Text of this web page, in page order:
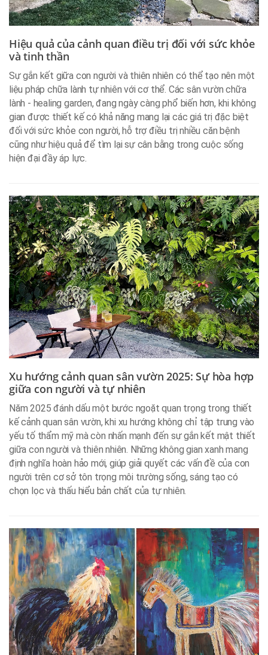
Hiệu quả của cảnh quan điều trị đối với sức khỏe
và tinh thần
Sự gắn kết giữa con người và thiên nhiên có thể tạo nên một
liệu pháp chữa lành tự nhiên với cơ thể. Các sân vườn chữa
lành - healing garden, đang ngày càng phổ biến hơn, khi không
gian được thiết kế có khả năng mang lại các giá trị đặc biệt
đối với sức khỏe con người, hỗ trợ điều trị nhiều căn bệnh
cũng như hiệu quả để tìm lại sự cân bằng trong cuộc sống
hiện đại đầy áp lực.
Xu hướng cảnh quan sân vườn 2025: Sự hòa hợp
giữa con người và tự nhiên
Năm 2025 đánh dấu một bước ngoặt quan trọng trong thiết
kế cảnh quan sân vườn, khi xu hướng không chỉ tập trung vào
yếu tố thẩm mỹ mà còn nhấn mạnh đến sự gắn kết mật thiết
giữa con người và thiên nhiên. Những không gian xanh mang
định nghĩa hoàn hảo mới, giúp giải quyết các vấn đề của con
người trên cơ sở tôn trọng môi trường sống, sáng tạo có
chọn lọc và thấu hiểu bản chất của tự nhiên.